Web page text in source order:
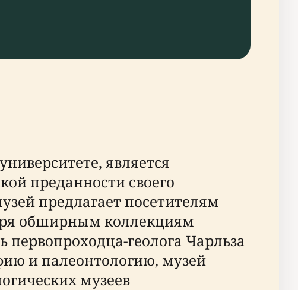
является
преданности своего
предлагает посетителям
обширным коллекциям
геолога Чарльза
и палеонтологию, музей
музеев